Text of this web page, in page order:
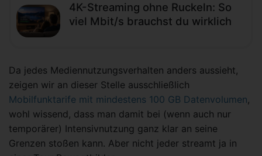
4K-Streaming ohne Ruckeln: So
viel Mbit/s brauchst du wirklich
Da jedes Mediennutzungsverhalten anders aussieht,
zeigen wir an dieser Stelle ausschließlich
Mobilfunktarife mit mindestens 100 GB Datenvolumen,
wohl wissend, dass man damit bei (wenn auch nur
temporärer) Intensivnutzung ganz klar an seine
Grenzen stoßen kann. Aber nicht jeder streamt ja in